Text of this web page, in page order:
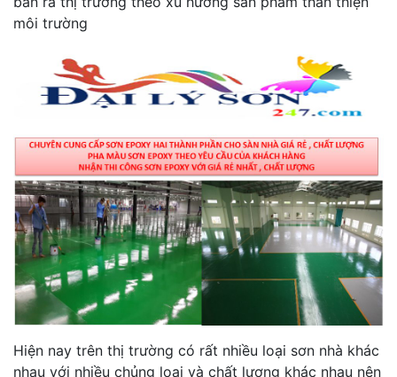
môi trường
Hiện nay trên thị trường có rất nhiều loại sơn nhà khác
nhau với nhiều chủng loại và chất lượng khác nhau nên